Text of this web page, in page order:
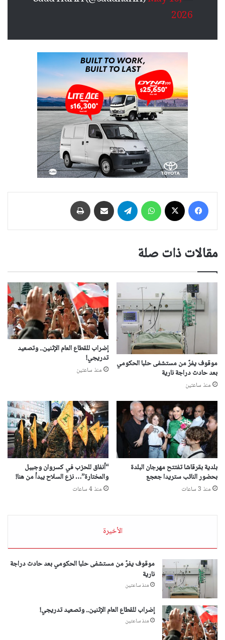
2026
فيسبوك واتساب تيلقرام مشاركة عبر البريد
مقالات ذات صلة
موقوف يفرّ من مستشفى حلبا الحكومي
بعد حادث دراجة نارية
منذ ساعتين
إضراب للقطاع العام الإثنين.. وتصعيد
تدريجي!
منذ ساعتين
بلدية بقرقاشا تفتتح مهرجان البلدة
بحضور النائب ستريدا جعجع
منذ 3 ساعات
“أنفاق للحزب في كسروان وجبيل
والمختارة”… نزع السلاح يبدأ من هنا!
منذ 4 ساعات
الأخيرة
موقوف يفرّ من مستشفى حلبا الحكومي بعد حادث دراجة
نارية
منذ ساعتين
إضراب للقطاع العام الإثنين.. وتصعيد تدريجي!
منذ ساعتين